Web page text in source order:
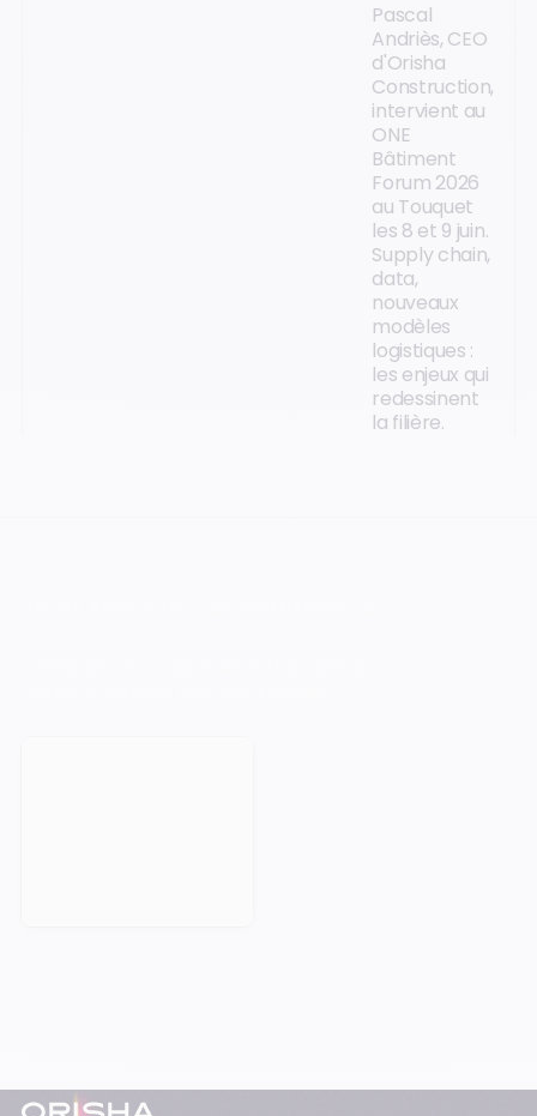
Pascal
Andriès, CEO
d'Orisha
Construction,
intervient au
ONE
Bâtiment
Forum 2026
au Touquet
les 8 et 9 juin.
Supply chain,
data,
nouveaux
modèles
logistiques :
les enjeux qui
redessinent
la filière.
Pied-de-page